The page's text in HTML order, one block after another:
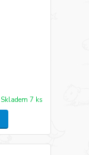
Skladem 7 ks